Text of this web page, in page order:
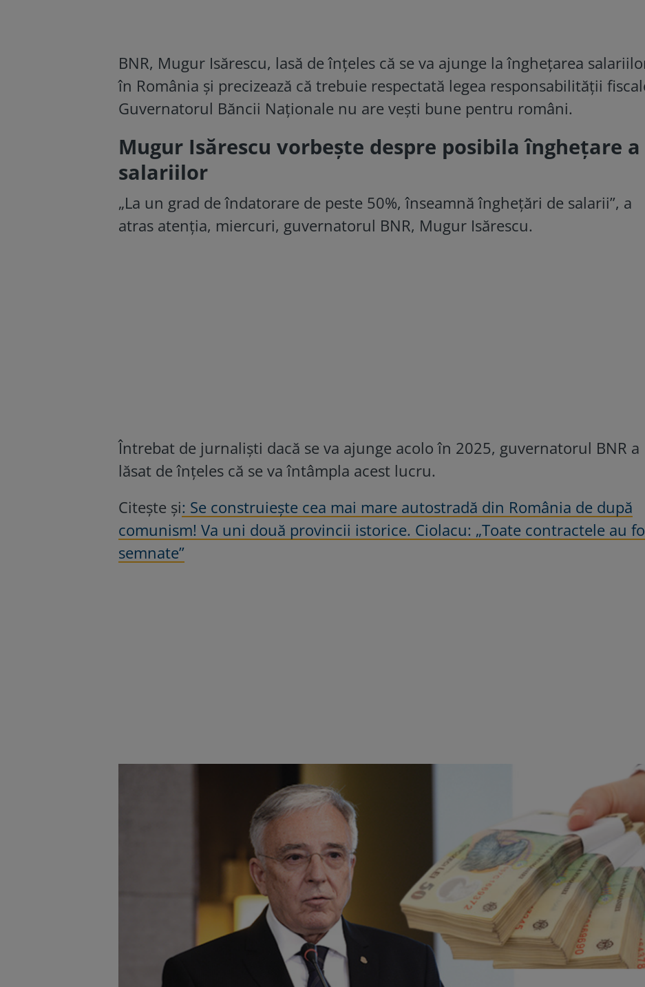
BNR, Mugur Isărescu, lasă de înţeles că se va ajunge la îngheţarea
în România şi precizează că trebuie respectată legea responsabilităţii
Guvernatorul Băncii Naționale nu are vești bune pentru români.
Mugur Isărescu vorbește despre posibila înghețare a
salariilor
„La un grad de îndatorare de peste 50%, înseamnă îngheţări de salarii”, a
atras atenţia, miercuri, guvernatorul BNR, Mugur Isărescu.
Întrebat de jurnaliști dacă se va ajunge acolo în 2025, guvernatorul BNR a
lăsat de înţeles că se va întâmpla acest lucru.
Citește și: Se construiește cea mai mare autostradă din România de după
comunism! Va uni două provincii istorice. Ciolacu: „Toate contractele au
semnate”